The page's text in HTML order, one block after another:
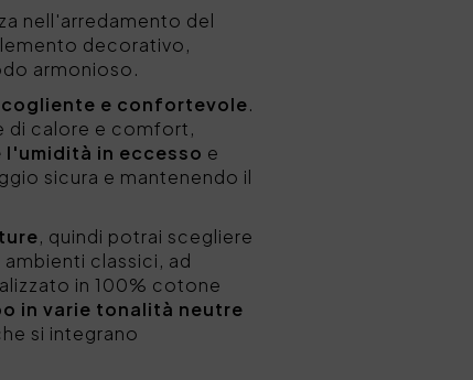
nell'arredamento del
decorativo,
armonioso.
e confortevole.
di calore e comfort,
l'umidità in eccesso e
sicura e mantenendo il
, quindi potrai scegliere
classici, ad
in 100% cotone
in varie tonalità neutre
si integrano